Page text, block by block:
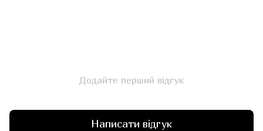
Додайте перший відгук
Написати відгук